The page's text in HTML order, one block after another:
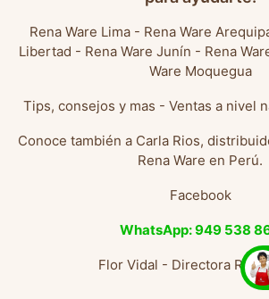
Rena Ware Lima- Rena Ware
Libertad - Rena Ware Junín - Rena
Ware Moquegua
Tips, consejos y mas - Ventas a nivel
Conoce también a Carla Rios,
Rena Ware en Perú.
Facebook
WhatsApp: 949 538
Flor Vidal - Directora Rena